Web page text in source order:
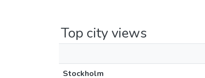
Top city views
Stockholm